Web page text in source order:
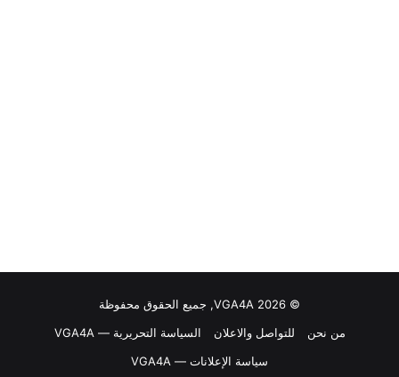
© VGA4A 2026, جميع الحقوق محفوظة
من نحن
للتواصل والاعلان
السياسة التحريرية — VGA4A
سياسة الإعلانات — VGA4A